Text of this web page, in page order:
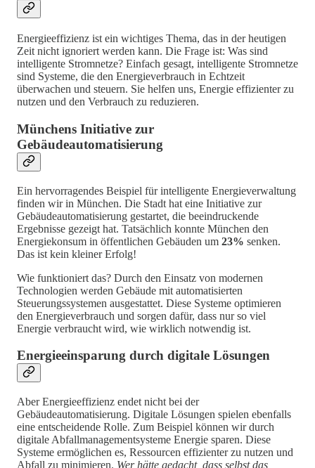
Energieeffizienz ist ein wichtiges Thema, das in der heutigen
Zeit nicht ignoriert werden kann. Die Frage ist: Was sind
intelligente Stromnetze? Einfach gesagt, intelligente Stromnetze
sind Systeme, die den Energieverbrauch in Echtzeit
überwachen und steuern. Sie helfen uns, Energie effizienter zu
nutzen und den Verbrauch zu reduzieren.
Münchens Initiative zur
Gebäudeautomatisierung
Ein hervorragendes Beispiel für intelligente Energieverwaltung
finden wir in München. Die Stadt hat eine Initiative zur
Gebäudeautomatisierung gestartet, die beeindruckende
Ergebnisse gezeigt hat. Tatsächlich konnte München den
Energiekonsum in öffentlichen Gebäuden um 23% senken.
Das ist kein kleiner Erfolg!
Wie funktioniert das? Durch den Einsatz von modernen
Technologien werden Gebäude mit automatisierten
Steuerungssystemen ausgestattet. Diese Systeme optimieren
den Energieverbrauch und sorgen dafür, dass nur so viel
Energie verbraucht wird, wie wirklich notwendig ist.
Energieeinsparung durch digitale Lösungen
Aber Energieeffizienz endet nicht bei der
Gebäudeautomatisierung. Digitale Lösungen spielen ebenfalls
eine entscheidende Rolle. Zum Beispiel können wir durch
digitale Abfallmanagementsysteme Energie sparen. Diese
Systeme ermöglichen es, Ressourcen effizienter zu nutzen und
Abfall zu minimieren. Wer hätte gedacht, dass selbst das